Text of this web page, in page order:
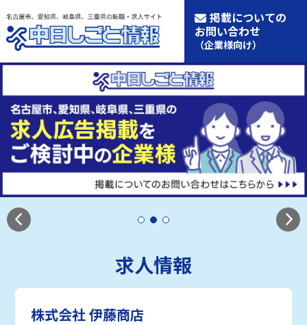
掲載についての
お問い合わせ
（企業様向け）
求人情報
株式会社 伊藤商店